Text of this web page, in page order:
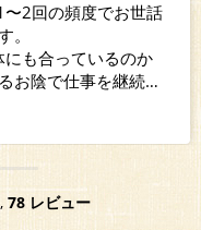
になっています。
ますが、ゐろは治療
時間のリラクゼーシ
十分の治療時間、少
感じられるタイプの
癒し効果もあって、
す。
ので、また気になる
と思います！
78 レビュー